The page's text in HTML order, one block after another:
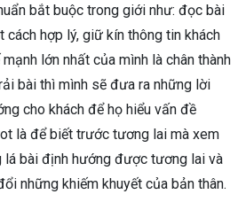
bắt buộc trong giới như: đọc bài
cách hợp lý, giữ kín thông tin khách
lớn nhất của mình là chân thành
bài thì mình sẽ đưa ra những lời
cho khách để họ hiểu vấn đề
là để biết trước tương lai mà xem
lá bài định hướng được tương lai và
những khiếm khuyết của bản thân.